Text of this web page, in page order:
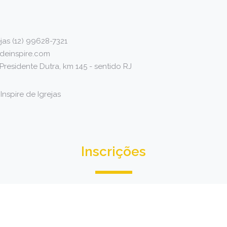
(12) 99628-7321
Dutra, km 145 - sentido RJ
de Igrejas
Inscrições